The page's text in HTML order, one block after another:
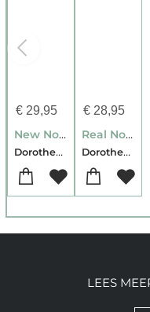
€29,95
New Nordic Design
Dorothea Gundtoft
€28,95
Real Nordic Living
Dorothea Gundtoft
LEES